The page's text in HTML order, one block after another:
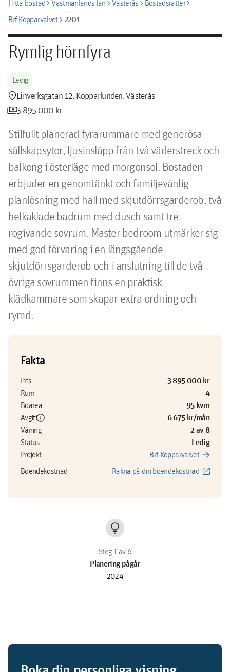
Hitta bostadchevron_rightVästmanlands länchevron_rightVästeråschevron_rightBostadsrätterchevron_right
Brf Kopparvalvetchevron_right2201
Rymlig hörnfyra
Ledig
location_pinLinverksgatan 12, Kopparlunden, Västerås
payments3 895 000 kr
Stilfullt planerad fyrarummare med generösa
sällskapsytor, ljusinsläpp från två väderstreck och
balkong i österläge med morgonsol. Bostaden
erbjuder en genomtänkt och familjevänlig
planlösning med hall med skjutdörrsgarderob, två
helkaklade badrum med dusch samt tre
rogivande sovrum. Master bedroom utmärker sig
med god förvaring i en längsgående
skjutdörrsgarderob och i anslutning till de två
övriga sovrummen finns en praktisk
klädkammare som skapar extra ordning och
rymd.
Fakta
Pris 3 895 000 kr
Rum 4
Boarea 95 kvm
Avgiftinfo 6 675 kr/mån
Våning 2 av 8
Status Ledig
Projekt Brf Kopparvalvet arrow_forward
Boendekostnad Räkna på din boendekostnad open_in_new
lightbulb
Planering pågår
2024